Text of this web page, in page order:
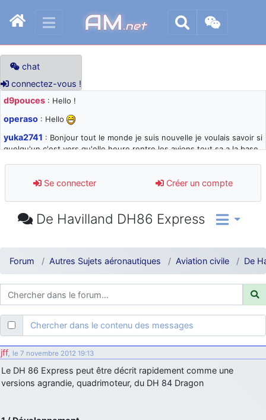
AM.net
chat
connectez-vous !
d9pouces : Hello !
operaso : Hello
yuka2741 : Bonjour tout le monde je suis nouvelle je voulais savoir si
quelqu'un c'est vers qu'elle heure rentre les avions tout sa a la base
d9pouces: désolé pour les quelques blocages du site ces derniers
jours : je teste des méthodes contre le spam et les bots trop nocifs
paxwax : Super, la nouvelle bannière
comprendre
d9pouces: ouakamois > si tu parles du sujet sur l'Armée de l'Air,
bien sûr que oui !
je suis un avion@,._,+: Bonjour je viens d'arriver il y a quelques
moi et quelques avions n'ont pas les mêmes noms qu'aujourd'hui
ouakamois: Bonjourà toutes et à tous.en espérantque ces
quelques images du Pays Basque vous auront plu ; Agur…
d9pouces: Malheureusement nonun peu trop loin pour moi !
Se connecter Créer un compte
De Havilland DH86 Express
Forum Autres Sujets aéronautiques Aviation civile De
Chercher dans le contenu des messages
jff, le 7 novembre 2012 19:13
Le DH 86 Express peut être décrit rapidement comme une
versions agrandie, quadrimoteur, du DH 84 Dragon